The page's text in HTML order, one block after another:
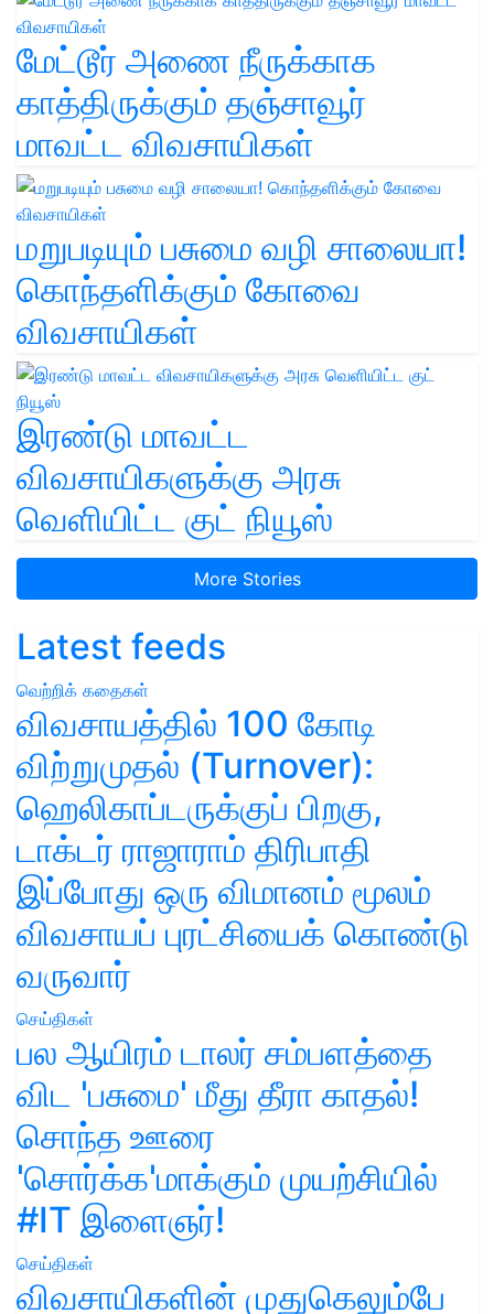
மேட்டூர் அணை நீருக்காக
காத்திருக்கும் தஞ்சாவூர்
மாவட்ட விவசாயிகள்
மறுபடியும் பசுமை வழி சாலையா!
கொந்தளிக்கும் கோவை
விவசாயிகள்
இரண்டு மாவட்ட
விவசாயிகளுக்கு அரசு
வெளியிட்ட குட் நியூஸ்
More Stories
Latest feeds
வெற்றிக் கதைகள்
விவசாயத்தில் 100 கோடி
விற்றுமுதல் (Turnover):
ஹெலிகாப்டருக்குப் பிறகு,
டாக்டர் ராஜாராம் திரிபாதி
இப்போது ஒரு விமானம் மூலம்
விவசாயப் புரட்சியைக் கொண்டு
வருவார்
செய்திகள்
பல ஆயிரம் டாலர் சம்பளத்தை
விட 'பசுமை' மீது தீரா காதல்!
சொந்த ஊரை
'சொர்க்க'மாக்கும் முயற்சியில்
#IT இளைஞர்!
செய்திகள்
விவசாயிகளின் முதுகெலும்பே